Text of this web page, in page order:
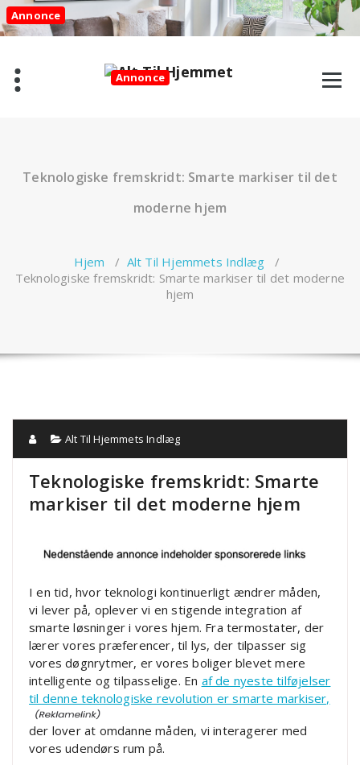
Videre
til
indhold
Annonce
Annonce
Teknologiske fremskridt: Smarte markiser til det
moderne hjem
Hjem / Alt Til Hjemmets Indlæg /
Teknologiske fremskridt: Smarte markiser til det moderne
hjem
Alt Til Hjemmets Indlæg
Teknologiske fremskridt: Smarte
markiser til det moderne hjem
I en tid, hvor teknologi kontinuerligt ændrer måden,
vi lever på, oplever vi en stigende integration af
smarte løsninger i vores hjem. Fra termostater, der
lærer vores præferencer, til lys, der tilpasser sig
vores døgnrytmer, er vores boliger blevet mere
intelligente og tilpasselige. En af de nyeste tilføjelser
til denne teknologiske revolution er smarte markiser,
der lover at omdanne måden, vi interagerer med
vores udendørs rum på.